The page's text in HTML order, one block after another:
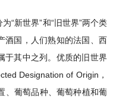
“新世界”和“旧世界”两个类
酒国，人们熟知的法国、西
于其中之列。优质的旧世界
Designation of Origin，
、葡萄品种、葡萄种植和葡